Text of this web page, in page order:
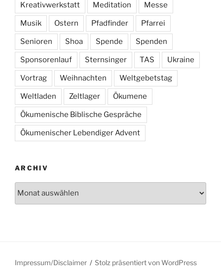
Kreativwerkstatt Meditation Messe
Musik Ostern Pfadfinder Pfarrei
Senioren Shoa Spende Spenden
Sponsorenlauf Sternsinger TAS Ukraine
Vortrag Weihnachten Weltgebetstag
Weltladen Zeltlager Ökumene
Ökumenische Biblische Gespräche
Ökumenischer Lebendiger Advent
ARCHIV
Impressum/Disclaimer Stolz präsentiert von WordPress